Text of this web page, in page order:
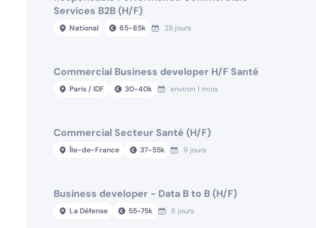
Services B2B (H/F)
National 65-85k 28 jours
Commercial Business developer H/F Santé
Paris / IDF 30-40k environ 1 mois
Commercial Secteur Santé (H/F)
Île-de-France 37-55k 9 jours
Business developer - Data B to B (H/F)
La Défense 55-75k 6 jours